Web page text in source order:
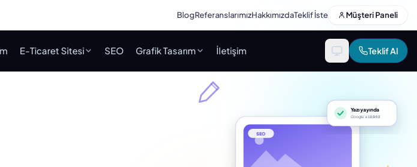
BlogReferanslarımızHakkımızdaTeklif İste Müşteri Paneli
E-Ticaret Sitesi SEO Grafik Tasarım İletişim Teklif Al
SEO
Yazı yayında
Google’a bildirildi